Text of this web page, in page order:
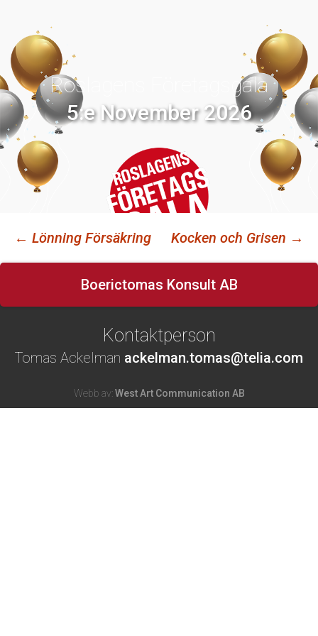
Roslagens Företagsgala
5:e November 2026
Inläggsnavigering
← Lönning Försäkring Kocken och Grisen →
Boerictomas Konsult AB
Kontaktperson
Tomas Ackelman ackelman.tomas@telia.com
Webb av:West Art Communication AB